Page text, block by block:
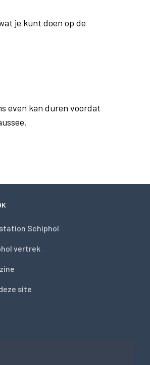
je kunt doen op de
even kan duren voordat
Schiphol
vertrek
site